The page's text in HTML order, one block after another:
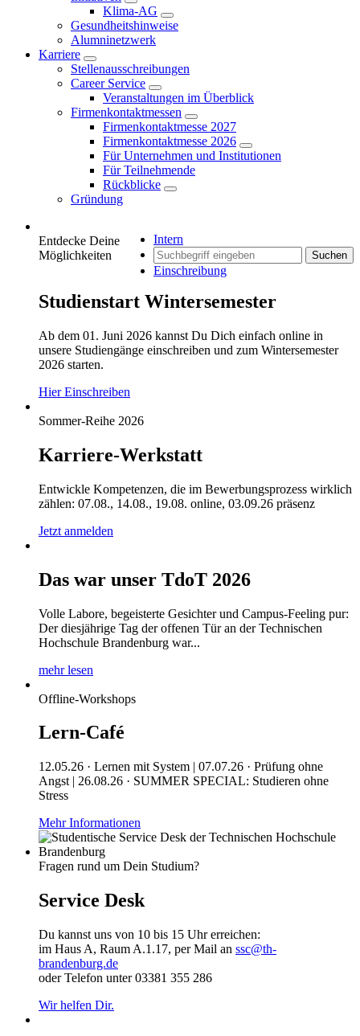
Klima-AG
Gesundheitshinweise
Alumninetzwerk
Karriere
Stellenausschreibungen
Career Service
Veranstaltungen im Überblick
Firmenkontaktmessen
Firmenkontaktmesse 2027
Firmenkontaktmesse 2026
Für Unternehmen und Institutionen
Für Teilnehmende
Rückblicke
Gründung
Intern
Suchen
Einschreibung
Entdecke Deine
Möglichkeiten
Studienstart Wintersemester
Ab dem 01. Juni 2026 kannst Du Dich einfach online in
unsere Studiengänge einschreiben und zum Wintersemester
2026 starten.
Hier Einschreiben
Sommer-Reihe 2026
Karriere-Werkstatt
Entwickle Kompetenzen, die im Bewerbungsprozess wirklich
zählen: 07.08., 14.08., 19.08. online, 03.09.26 präsenz
Jetzt anmelden
Das war unser TdoT 2026
Volle Labore, begeisterte Gesichter und Campus-Feeling pur:
Der diesjährige Tag der offenen Tür an der Technischen
Hochschule Brandenburg war...
mehr lesen
Offline-Workshops
Lern-Café
12.05.26 · Lernen mit System | 07.07.26 · Prüfung ohne
Angst | 26.08.26 · SUMMER SPECIAL: Studieren ohne
Stress
Mehr Informationen
Fragen rund um Dein Studium?
Service Desk
Du kannst uns von 10 bis 15 Uhr erreichen:
im Haus A, Raum A.1.17, per Mail an ssc@th-
brandenburg.de
oder Telefon unter 03381 355 286
Wir helfen Dir.